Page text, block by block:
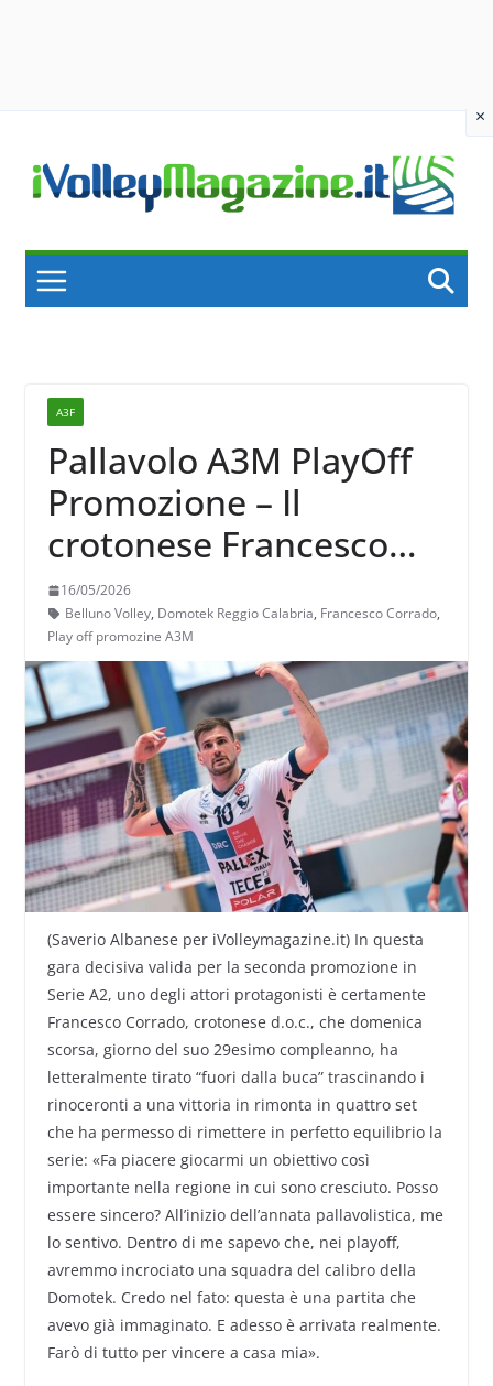
×
content
A3F
Pallavolo A3M PlayOff
Promozione – Il
crotonese Francesco
Corrado lancia il guanto
di sfida ai reggini della
Domotek
16/05/2026
Belluno Volley, Domotek Reggio Calabria, Francesco Corrado,
Play off promozine A3M
(Saverio Albanese per iVolleymagazine.it) In questa
gara decisiva valida per la seconda promozione in
Serie A2, uno degli attori protagonisti è certamente
Francesco Corrado, crotonese d.o.c., che domenica
scorsa, giorno del suo 29esimo compleanno, ha
letteralmente tirato “fuori dalla buca” trascinando i
rinoceronti a una vittoria in rimonta in quattro set
che ha permesso di rimettere in perfetto equilibrio la
serie: «Fa piacere giocarmi un obiettivo così
importante nella regione in cui sono cresciuto. Posso
essere sincero? All’inizio dell’annata pallavolistica, me
lo sentivo. Dentro di me sapevo che, nei playoff,
avremmo incrociato una squadra del calibro della
Domotek. Credo nel fato: questa è una partita che
avevo già immaginato. E adesso è arrivata realmente.
Farò di tutto per vincere a casa mia».